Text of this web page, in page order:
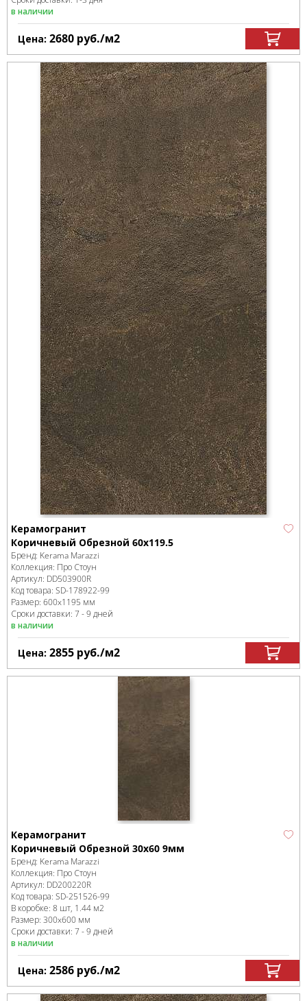
в наличии
Цена: 2680 руб./м2
Керамогранит
Коричневый Обрезной 60x119.5
Бренд: Kerama Marazzi
Коллекция: Про Стоун
Артикул: DD503900R
Код товара: SD-178922-99
Размер: 600x1195 мм
Сроки доставки: 7 - 9 дней
в наличии
Цена: 2855 руб./м2
Керамогранит
Коричневый Обрезной 30x60 9мм
Бренд: Kerama Marazzi
Коллекция: Про Стоун
Артикул: DD200220R
Код товара: SD-251526-99
В коробке: 8 шт, 1.44 м2
Размер: 300x600 мм
Сроки доставки: 7 - 9 дней
в наличии
Цена: 2586 руб./м2